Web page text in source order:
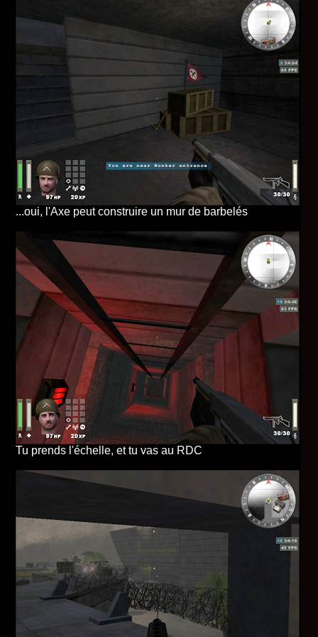
...oui, l'Axe peut construire un mur de barbelés
Tu prends l'échelle, et tu vas au RDC